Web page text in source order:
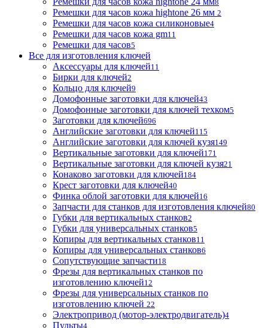
8
Ремешки для часов кожа hightone 26 мм 2
Ремешки для часов кожа силиконовые4
Ремешки для часов кожа gm11
Ремешки для часов5
Все для изготовления ключей
Аксессуары для ключей11
Бирки для ключей2
Кольцо для ключей9
Домофонные заготовки для ключей43
Домофонные заготовки для ключей техком5
Заготовки для ключей696
Английские заготовки для ключей115
Английские заготовки для ключей кузя149
Вертикальные заготовки для ключей171
Вертикальные заготовки для ключей кузя21
Конаково заготовки для ключей184
Крест заготовки для ключей40
Финка облой заготовки для ключей16
Запчасти для станков для изготовления ключей80
Губки для вертикальных станков2
Губки для универсальных станков5
Копиры для вертикальных станков11
Копиры для универсальных станков6
Сопутствующие запчасти18
Фрезы для вертикальных станков по
изготовлению ключей12
Фрезы для универсальных станков по
изготовлению ключей 22
Электропривод (мотор-электродвигатель)4
Пульты4